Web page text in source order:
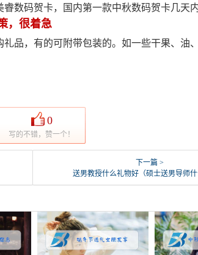
数码贺卡，国内第一款中秋数码贺卡几天
，很着急
品，有的可附带包装的。如一些干果、油
0
写的不错，赞一个！
下一篇 >
送男教授什么礼物好（硕士送男导师什